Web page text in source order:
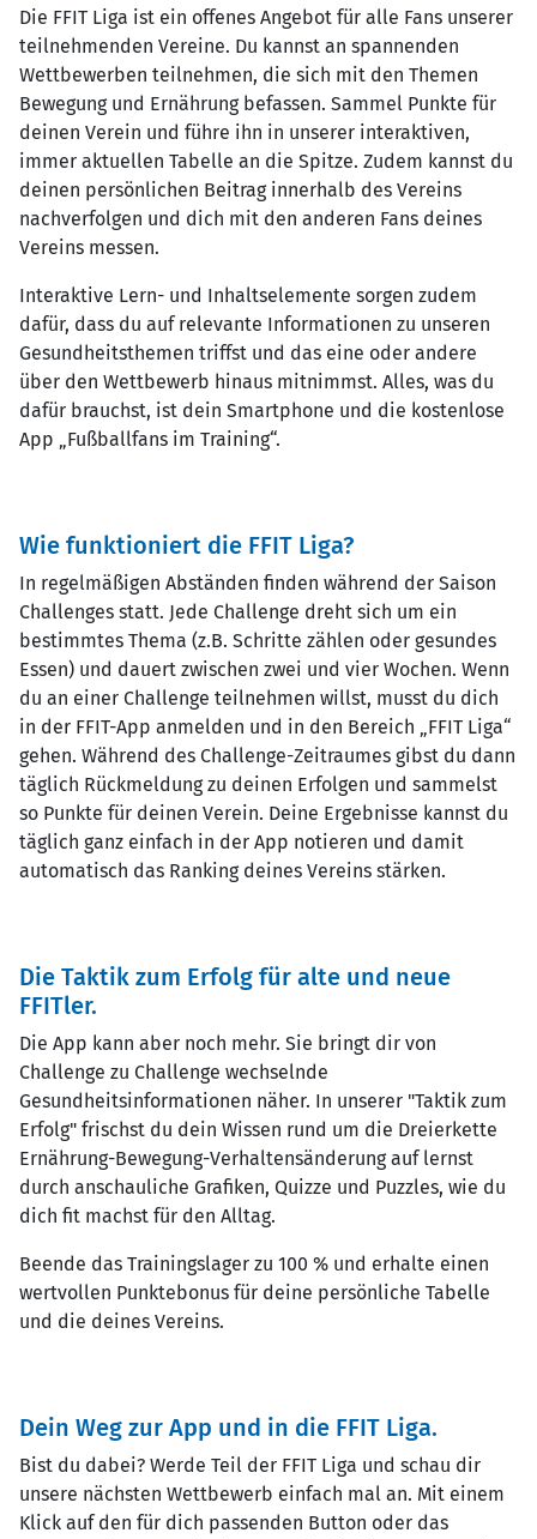
Die FFIT Liga ist ein offenes Angebot für alle Fans unserer
teilnehmenden Vereine. Du kannst an spannenden
Wettbewerben teilnehmen, die sich mit den Themen
Bewegung und Ernährung befassen. Sammel Punkte für
deinen Verein und führe ihn in unserer interaktiven,
immer aktuellen Tabelle an die Spitze. Zudem kannst du
deinen persönlichen Beitrag innerhalb des Vereins
nachverfolgen und dich mit den anderen Fans deines
Vereins messen.
Interaktive Lern- und Inhaltselemente sorgen zudem
dafür, dass du auf relevante Informationen zu unseren
Gesundheitsthemen triffst und das eine oder andere
über den Wettbewerb hinaus mitnimmst. Alles, was du
dafür brauchst, ist dein Smartphone und die kostenlose
App „Fußballfans im Training“.
Wie funktioniert die FFIT Liga?
In regelmäßigen Abständen finden während der Saison
Challenges statt. Jede Challenge dreht sich um ein
bestimmtes Thema (z.B. Schritte zählen oder gesundes
Essen) und dauert zwischen zwei und vier Wochen. Wenn
du an einer Challenge teilnehmen willst, musst du dich
in der FFIT-App anmelden und in den Bereich „FFIT Liga“
gehen. Während des Challenge-Zeitraumes gibst du dann
täglich Rückmeldung zu deinen Erfolgen und sammelst
so Punkte für deinen Verein. Deine Ergebnisse kannst du
täglich ganz einfach in der App notieren und damit
automatisch das Ranking deines Vereins stärken.
Die Taktik zum Erfolg für alte und neue
FFITler.
Die App kann aber noch mehr. Sie bringt dir von
Challenge zu Challenge wechselnde
Gesundheitsinformationen näher. In unserer "Taktik zum
Erfolg" frischst du dein Wissen rund um die Dreierkette
Ernährung-Bewegung-Verhaltensänderung auf lernst
durch anschauliche Grafiken, Quizze und Puzzles, wie du
dich fit machst für den Alltag.
Beende das Trainingslager zu 100 % und erhalte einen
wertvollen Punktebonus für deine persönliche Tabelle
und die deines Vereins.
Dein Weg zur App und in die FFIT Liga.
Bist du dabei? Werde Teil der FFIT Liga und schau dir
unsere nächsten Wettbewerb einfach mal an. Mit einem
Klick auf den für dich passenden Button oder das